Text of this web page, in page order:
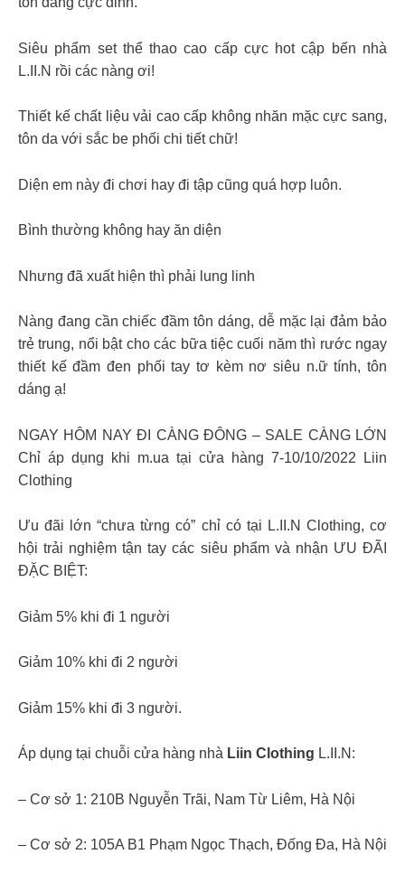
Siêu phẩm set thể thao cao cấp cực hot cập bến nhà
L.II.N rồi các nàng ơi!
Thiết kế chất liệu vải cao cấp không nhăn mặc cực sang,
tôn da với sắc be phối chi tiết chữ!
Diện em này đi chơi hay đi tập cũng quá hợp luôn.
Bình thường không hay ăn diện
Nhưng đã xuất hiện thì phải lung linh
Nàng đang cần chiếc đầm tôn dáng, dễ mặc lại đảm bảo
trẻ trung, nổi bật cho các bữa tiệc cuối năm thì rước ngay
thiết kế đầm đen phối tay tơ kèm nơ siêu n.ữ tính, tôn
dáng ạ!
NGAY HÔM NAY ĐI CÀNG ĐÔNG – SALE CÀNG LỚN
Chỉ áp dụng khi m.ua tại cửa hàng 7-10/10/2022 Liin
Clothing
Ưu đãi lớn “chưa từng có” chỉ có tại L.II.N Clothing, cơ
hội trải nghiệm tận tay các siêu phẩm và nhận ƯU ĐÃI
ĐẶC BIỆT:
Giảm 5% khi đi 1 người
Giảm 10% khi đi 2 người
Giảm 15% khi đi 3 người.
Áp dụng tại chuỗi cửa hàng nhà Liin Clothing L.II.N:
– Cơ sở 1: 210B Nguyễn Trãi, Nam Từ Liêm, Hà Nội
– Cơ sở 2: 105A B1 Phạm Ngọc Thạch, Đống Đa, Hà Nội